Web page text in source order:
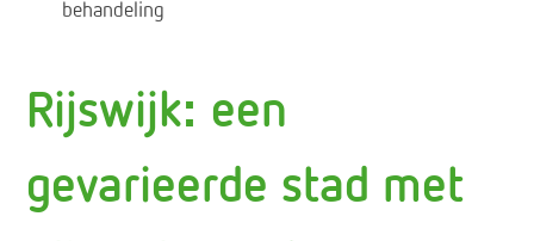
behandeling
Rijswijk: een
gevarieerde stad met